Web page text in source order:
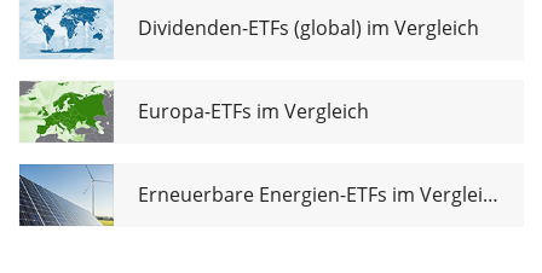
Dividenden-ETFs (global) im Vergleich
Europa-ETFs im Vergleich
Erneuerbare Energien-ETFs im Vergleich